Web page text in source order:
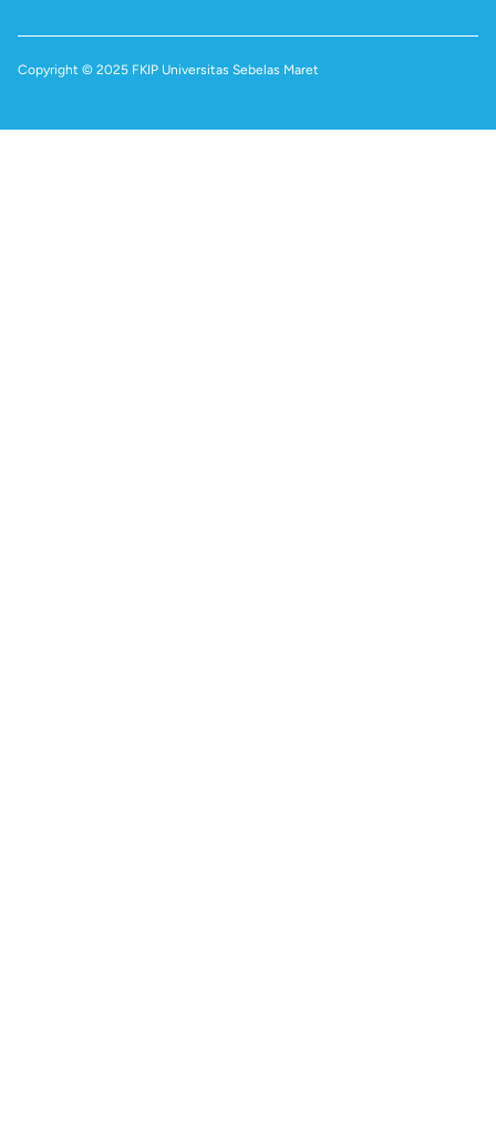
Copyright © 2025 FKIP Universitas Sebelas Maret